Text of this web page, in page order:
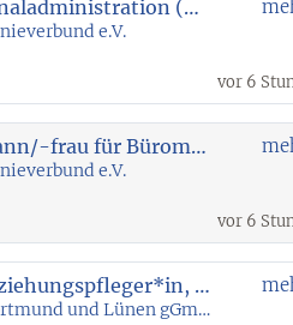
Teamleitung Personaladministration (m/w/d)
e.V.
vor 6
Ausbildung Kaufmann/-frau für Büromanagement (m/w/d)
e.V.
vor 6
Erzieher*in, Heilerziehungspfleger*in, Sozialarbeiter*in oder pädagogische Fachkraft (m/w/d) für die Kinderwohngruppe
Diakonisches Werk Dortmund und Lünen gGmbH - Soziale Dienste